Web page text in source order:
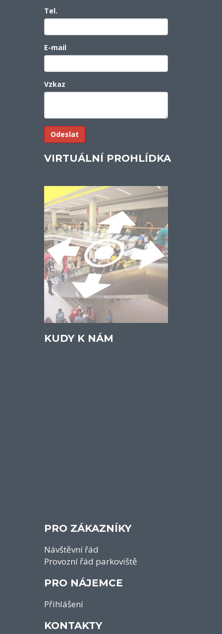
Tel.
E-mail
Vzkaz
VIRTUÁLNÍ PROHLÍDKA
KUDY K NÁM
PRO ZÁKAZNÍKY
Návštěvní řád
Provozní řád parkoviště
PRO NÁJEMCE
Přihlášení
KONTAKTY